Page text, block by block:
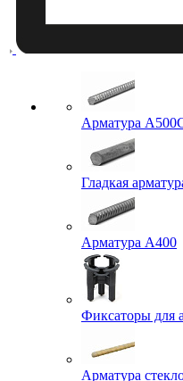
Арматура
Гладкая
Арматура А400
Фиксаторы для
Арматура